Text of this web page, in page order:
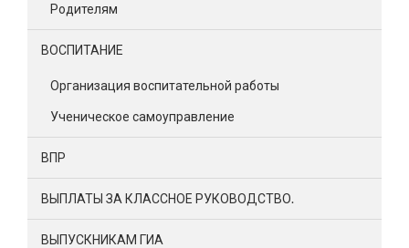
Родителям
ВОСПИТАНИЕ
Организация воспитательной работы
Ученическое самоуправление
ВПР
ВЫПЛАТЫ ЗА КЛАССНОЕ РУКОВОДСТВО.
ВЫПУСКНИКАМ ГИА